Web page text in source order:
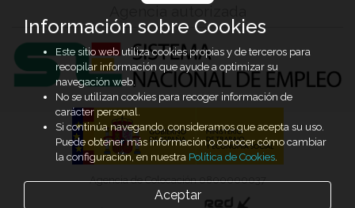
Agencia de Colocación 0800000037
Información sobre Cookies
Este sitio web utiliza cookies propias y de terceros para
recopilar información que ayude a optimizar su
navegación web.
No se utilizan cookies para recoger información de
carácter personal.
Si continúa navegando, consideramos que acepta su uso.
Puede obtener más información o conocer cómo cambiar
la configuración, en nuestra Política de Cookies.
Aceptar